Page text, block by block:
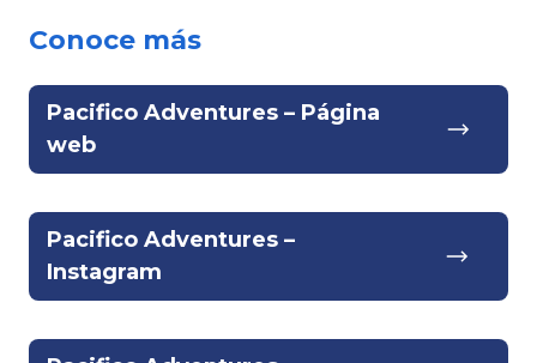
Conoce más
Pacifico Adventures – Página
web
Pacifico Adventures –
Instagram